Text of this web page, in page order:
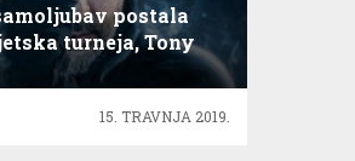
postala
turneja, Tony
u Australiji!
15. TRAVNJA 2019.